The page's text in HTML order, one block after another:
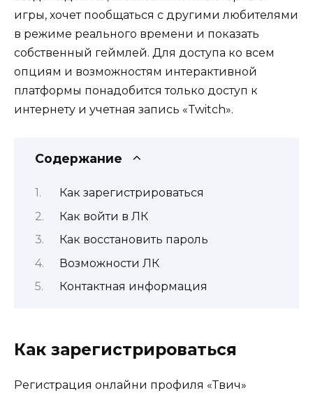
игры, хочет пообщаться с другими любителями
в режиме реального времени и показать
собственный геймлей. Для доступа ко всем
опциям и возможностям интерактивной
платформы понадобится только доступ к
интернету и учетная запись «Twitch».
Содержание
Как зарегистрироваться
Как войти в ЛК
Как восстановить пароль
Возможности ЛК
Контактная информация
Как зарегистрироваться
Регистрация онлайни профиля «Твич»